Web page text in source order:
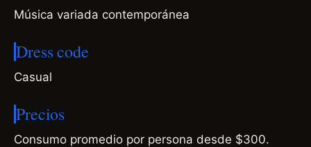
Música variada contemporánea
Dress code
Casual
Precios
Consumo promedio por persona desde $300.